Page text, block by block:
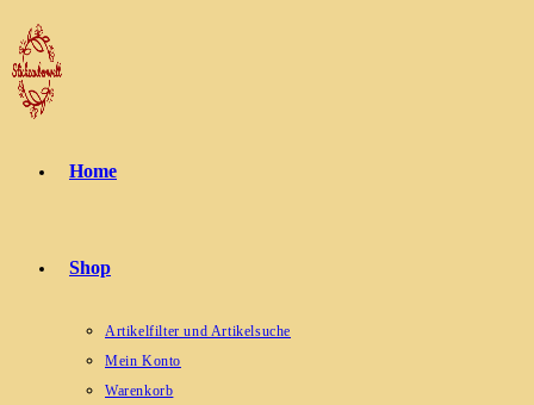
Zum
Inhalt
springen
Home
Shop
Artikelfilter und Artikelsuche
Mein Konto
Warenkorb